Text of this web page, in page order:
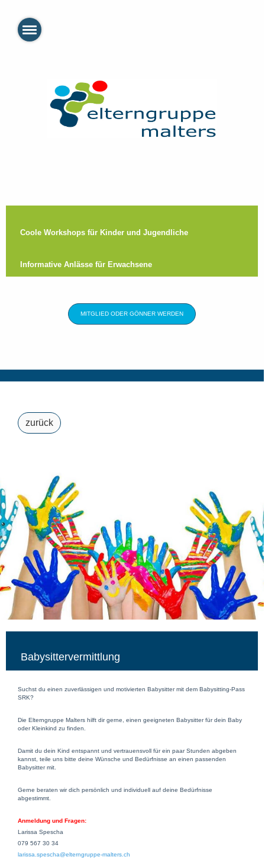
Coole Workshops für Kinder und Jugendliche
Informative Anlässe für Erwachsene
MITGLIED ODER GÖNNER WERDEN
zurück
Babysittervermittlung
Suchst du einen zuverlässigen und motivierten Babysitter mit dem Babysitting-Pass
SRK?
Die Elterngruppe Malters hilft dir gerne, einen geeigneten Babysitter für dein Baby
oder Kleinkind zu finden.
Damit du dein Kind entspannt und vertrauensvoll für ein paar Stunden abgeben
kannst, teile uns bitte deine Wünsche und Bedürfnisse an einen passenden
Babysitter mit.
Gerne beraten wir dich persönlich und individuell auf deine Bedürfnisse
abgestimmt.
Anmeldung und Fragen:
Larissa Spescha
079 567 30 34
larissa.spescha@elterngruppe-malters.ch